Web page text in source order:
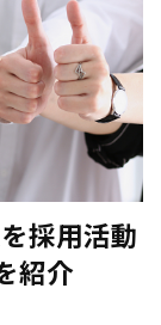
採用活動
紹介